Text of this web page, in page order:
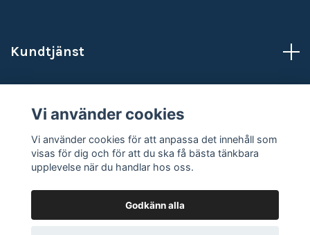
Kundtjänst
Sociala medier
Vi använder cookies
Vi använder cookies för att anpassa det innehåll som
visas för dig och för att du ska få bästa tänkbara
upplevelse när du handlar hos oss.
Godkänn alla